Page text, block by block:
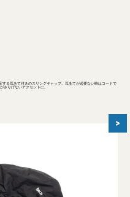
る耳あて付きのスリングキャップ。耳あてが必要ない時はコードで
さりげないアクセントに。
>